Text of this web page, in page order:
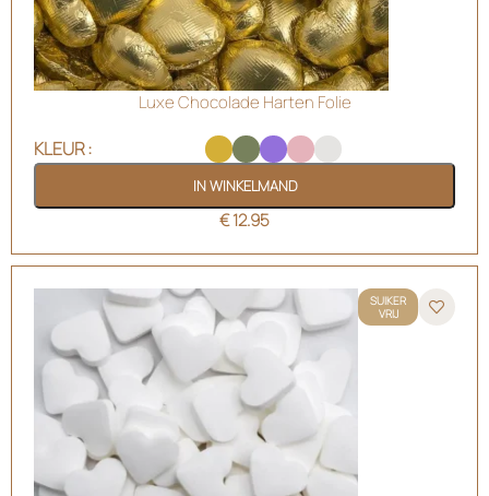
Luxe Chocolade Harten Folie
KLEUR
IN WINKELMAND
€12.95
SUIKER
VRIJ